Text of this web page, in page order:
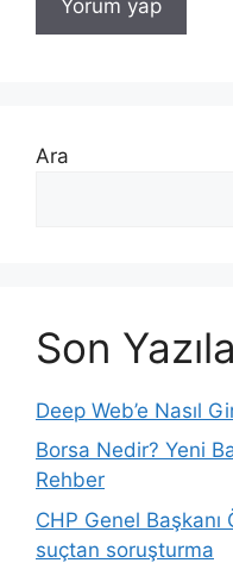
Ara
Son
Deep Web’e Nasıl
Borsa Nedir? Yeni
Rehber
CHP Genel Başkanı
suçtan soruşturma